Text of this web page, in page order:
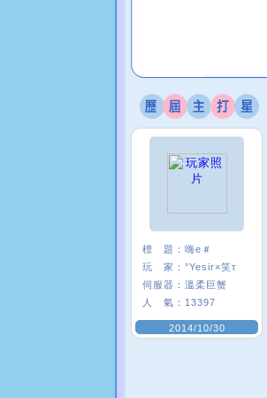
標 題： 嗨e＃
玩 家： °Yesir×笑τ
伺服器： 溫柔巨蟹
人 氣： 13397
2014/10/30